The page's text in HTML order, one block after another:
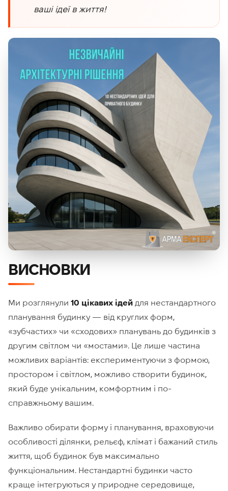
ваші ідеї в життя!
ВИСНОВКИ
Ми розглянули 10 цікавих ідей для нестандартного
планування будинку — від круглих форм,
«зубчастих» чи «сходових» планувань до будинків з
другим світлом чи «мостами». Це лише частина
можливих варіантів: експериментуючи з формою,
простором і світлом, можливо створити будинок,
який буде унікальним, комфортним і по-
справжньому вашим.
Важливо обирати форму і планування, враховуючи
особливості ділянки, рельєф, клімат і бажаний стиль
життя, щоб будинок був максимально
функціональним. Нестандартні будинки часто
краще інтегруються у природне середовище,